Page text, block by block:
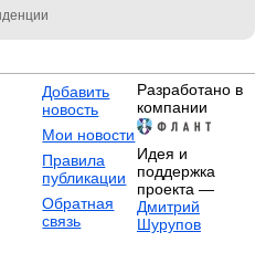
Добавить
новость
Мои новости
Правила
публикации
Обратная
связь
Разработано в
компании
Идея и
поддержка
проекта —
Дмитрий
Шурупов